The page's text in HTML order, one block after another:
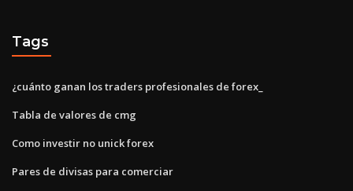
Tags
¿cuánto ganan los traders profesionales de forex_
Tabla de valores de cmg
Como investir no unick forex
Pares de divisas para comerciar